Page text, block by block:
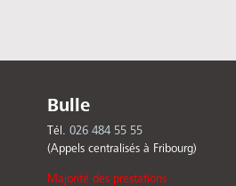
Bulle
Tél. 026 484 55 55
(Appels centralisés à Fribourg)
Majorité des prestations